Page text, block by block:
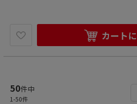
カート
50件中
1-50件